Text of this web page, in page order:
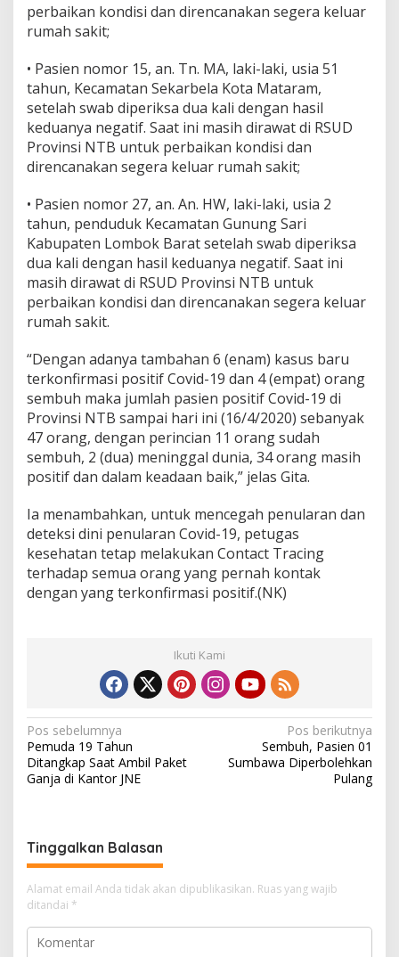
perbaikan kondisi dan direncanakan segera keluar
rumah sakit;
• Pasien nomor 15, an. Tn. MA, laki-laki, usia 51
tahun, Kecamatan Sekarbela Kota Mataram,
setelah swab diperiksa dua kali dengan hasil
keduanya negatif. Saat ini masih dirawat di RSUD
Provinsi NTB untuk perbaikan kondisi dan
direncanakan segera keluar rumah sakit;
• Pasien nomor 27, an. An. HW, laki-laki, usia 2
tahun, penduduk Kecamatan Gunung Sari
Kabupaten Lombok Barat setelah swab diperiksa
dua kali dengan hasil keduanya negatif. Saat ini
masih dirawat di RSUD Provinsi NTB untuk
perbaikan kondisi dan direncanakan segera keluar
rumah sakit.
“Dengan adanya tambahan 6 (enam) kasus baru
terkonfirmasi positif Covid-19 dan 4 (empat) orang
sembuh maka jumlah pasien positif Covid-19 di
Provinsi NTB sampai hari ini (16/4/2020) sebanyak
47 orang, dengan perincian 11 orang sudah
sembuh, 2 (dua) meninggal dunia, 34 orang masih
positif dan dalam keadaan baik,” jelas Gita.
Ia menambahkan, untuk mencegah penularan dan
deteksi dini penularan Covid-19, petugas
kesehatan tetap melakukan Contact Tracing
terhadap semua orang yang pernah kontak
dengan yang terkonfirmasi positif.(NK)
Ikuti Kami
N
a
v
g
a
s
i
p
Pos sebelumnya
Pemuda 19 Tahun
Ditangkap Saat Ambil Paket
Ganja di Kantor JNE
Pos berikutnya
Sembuh, Pasien 01
Sumbawa Diperbolehkan
Pulang
Tinggalkan Balasan
Alamat email Anda tidak akan dipublikasikan. Ruas yang wajib
ditandai *